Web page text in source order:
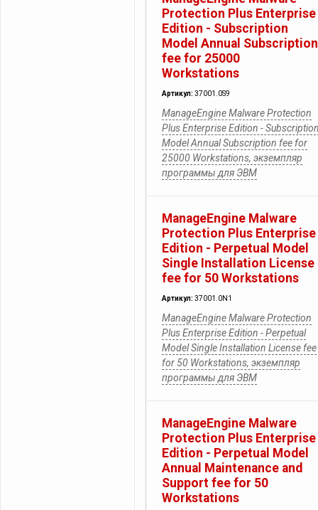
Protection Plus Enterprise
Edition - Subscription
Model Annual Subscription
fee for 25000
Workstations
Артикул: 37001.0S9
ManageEngine Malware Protection
Plus Enterprise Edition -
Model Annual Subscription fee for
25000 Workstations, экземпляр
программы для ЭВМ
ManageEngine Malware
Protection Plus Enterprise
Edition - Perpetual Model
Single Installation License
fee for 50 Workstations
Артикул: 37001.0N1
ManageEngine Malware Protection
Plus Enterprise Edition - Perpetual
Model Single Installation License fee
for 50 Workstations, экземпляр
программы для ЭВМ
ManageEngine Malware
Protection Plus Enterprise
Edition - Perpetual Model
Annual Maintenance and
Support fee for 50
Workstations